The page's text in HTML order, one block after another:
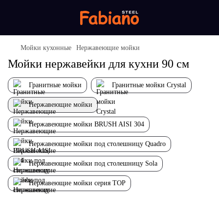
Мойки кухонные Нержавеющие мойки
Мойки нержавейки для кухни 90 см
Гранитные мойки Гранитные мойки Crystal
Нержавеющие мойки
Нержавеющие мойки BRUSH AISI 304
Нержавеющие мойки под столешницу Quadro
Нержавеющие мойки под столешницу Sola
Нержавеющие мойки серия TOP